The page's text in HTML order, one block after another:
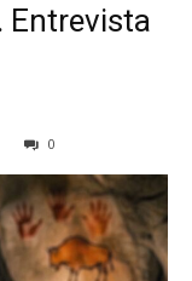
Entrevista
0